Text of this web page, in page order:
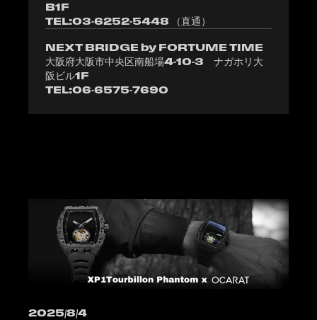
B1F
TEL:03-6252-5448 （直通）
NEXT BRIDGE by FORTUME TIME
大阪府大阪市中央区南船場4-10-3 ナガホリ大
阪ビル1F
TEL:06-6575-7690
2025/8/4